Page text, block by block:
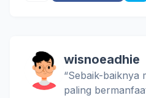
wisnoeadhie
“Sebaik-baiknya
paling